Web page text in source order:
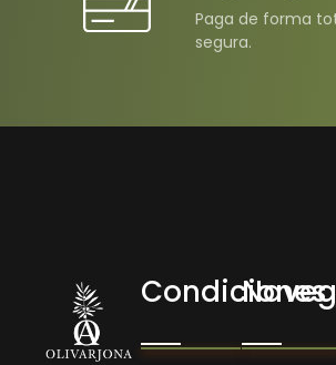
Paga de forma
segura.
Condiciones